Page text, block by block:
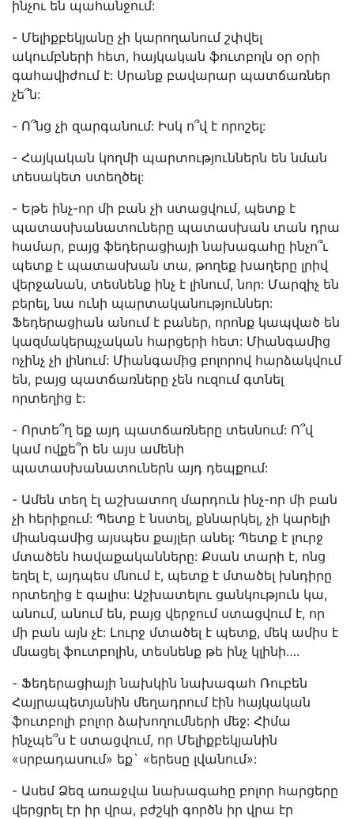
ինչու են պահանջում:
- Մելիքբեկյանը չի կարողանում շփվել
ակումբների հետ, հայկական ֆուտբոլն օր օրի
գահավիժում է: Սրանք բավարար պատճառներ
չե՞ն:
- Ո՞նց չի զարգանում: Իսկ ո՞վ է որոշել:
- Հայկական կողմի պարտություններն են նման
տեսակետ ստեղծել:
- Եթե ինչ-որ մի բան չի ստացվում, պետք է
պատասխանատուները պատասխան տան դրա
համար, բայց ֆեդերացիայի նախագահը ինչո՞ւ
պետք է պատասխան տա, թողեք խաղերը լրիվ
վերջանան, տեսնենք ինչ է լինում, նոր: Մարզիչ են
բերել, նա ունի պարտականություններ:
Ֆեդերացիան անում է բաներ, որոնք կապված են
կազմակերպչական հարցերի հետ: Միանգամից
ոչինչ չի լինում: Միանգամից բոլորով հարձակվում
են, բայց պատճառները չեն ուզում գտնել
որտեղից է:
- Որտե՞ղ եք այդ պատճառները տեսնում: Ո՞վ
կամ ովքե՞ր են այս ամենի
պատասխանատուներն այդ դեպքում:
- Ամեն տեղ էլ աշխատող մարդուն ինչ-որ մի բան
չի հերիքում: Պետք է նստել, քննարկել, չի կարելի
միանգամից այսպես քայլեր անել: Պետք է լուրջ
մտածեն հավաքականները: Քսան տարի է, ոնց
եղել է, այդպես մնում է, պետք է մտածել խնդիրը
որտեղից է գալիս: Աշխատելու ցանկություն կա,
անում, անում են, բայց վերջում ստացվում է, որ
մի բան այն չէ: Լուրջ մտածել է պետք, մեկ ամիս է
մնացել ֆուտբոլին, տեսնենք թե ինչ կլինի….
- Ֆեդերացիայի նախկին նախագահ Ռուբեն
Հայրապետյանին մեղադրում էին հայկական
ֆուտբոլի բոլոր ձախողումների մեջ: Հիմա
ինչպե՞ս է ստացվում, որ Մելիքբեկյանին
«սրբադասում» եք` «երեսը լվանում»:
- Ասեմ Ձեզ առաջվա նախագահը բոլոր հարցերը
վերցրել էր իր վրա, բժշկի գործն իր վրա էր